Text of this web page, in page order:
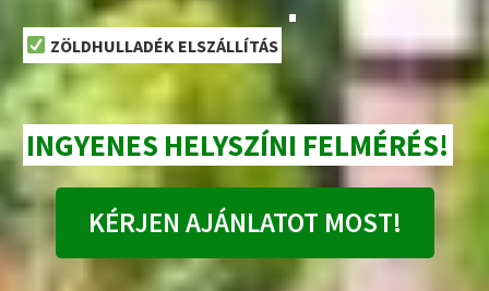
ZÖLDHULLADÉK ELSZÁLLÍTÁS
INGYENES HELYSZÍNI FELMÉRÉS!
KÉRJEN AJÁNLATOT MOST!